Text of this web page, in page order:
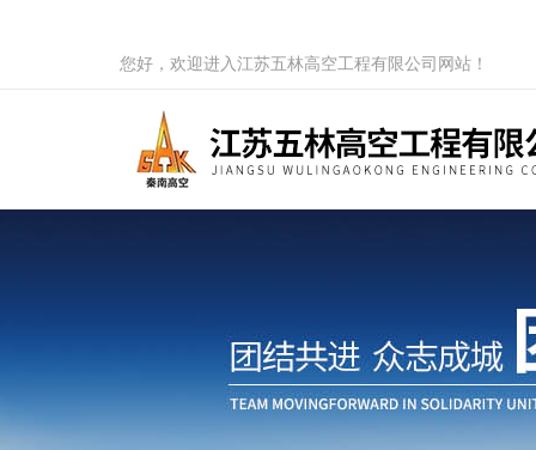
您好，欢迎进入江苏五林高空工程有限公司网站！